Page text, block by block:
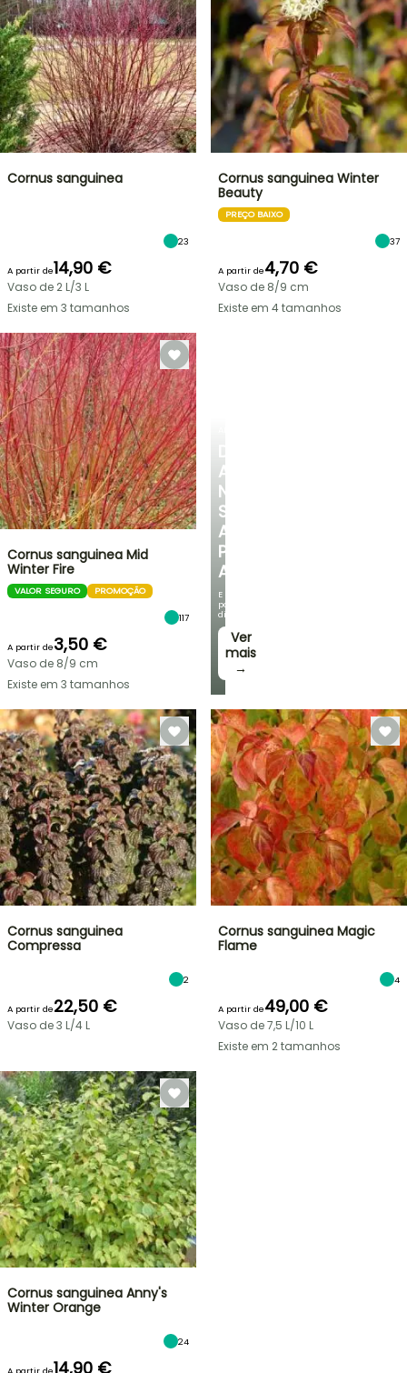
DESCUBRA
A
NOSSA
SELEÇÃO
A
PREÇOS
ACESSÍVEIS
E
poupe
dinheiro!
Ver
mais
→
Cornus sanguinea
23
A partir de14,90 €
Vaso de 2 L/3 L
Existe em 3 tamanhos
Cornus sanguinea Winter
Beauty
PREÇO BAIXO
37
A partir de4,70 €
Vaso de 8/9 cm
Existe em 4 tamanhos
Cornus sanguinea Mid
Winter Fire
VALOR SEGURO PROMOÇÃO
117
A partir de3,50 €
Vaso de 8/9 cm
Existe em 3 tamanhos
Cornus sanguinea
Compressa
2
A partir de22,50 €
Vaso de 3 L/4 L
Cornus sanguinea Magic
Flame
4
A partir de49,00 €
Vaso de 7,5 L/10 L
Existe em 2 tamanhos
Cornus sanguinea Anny's
Winter Orange
24
14,90 €